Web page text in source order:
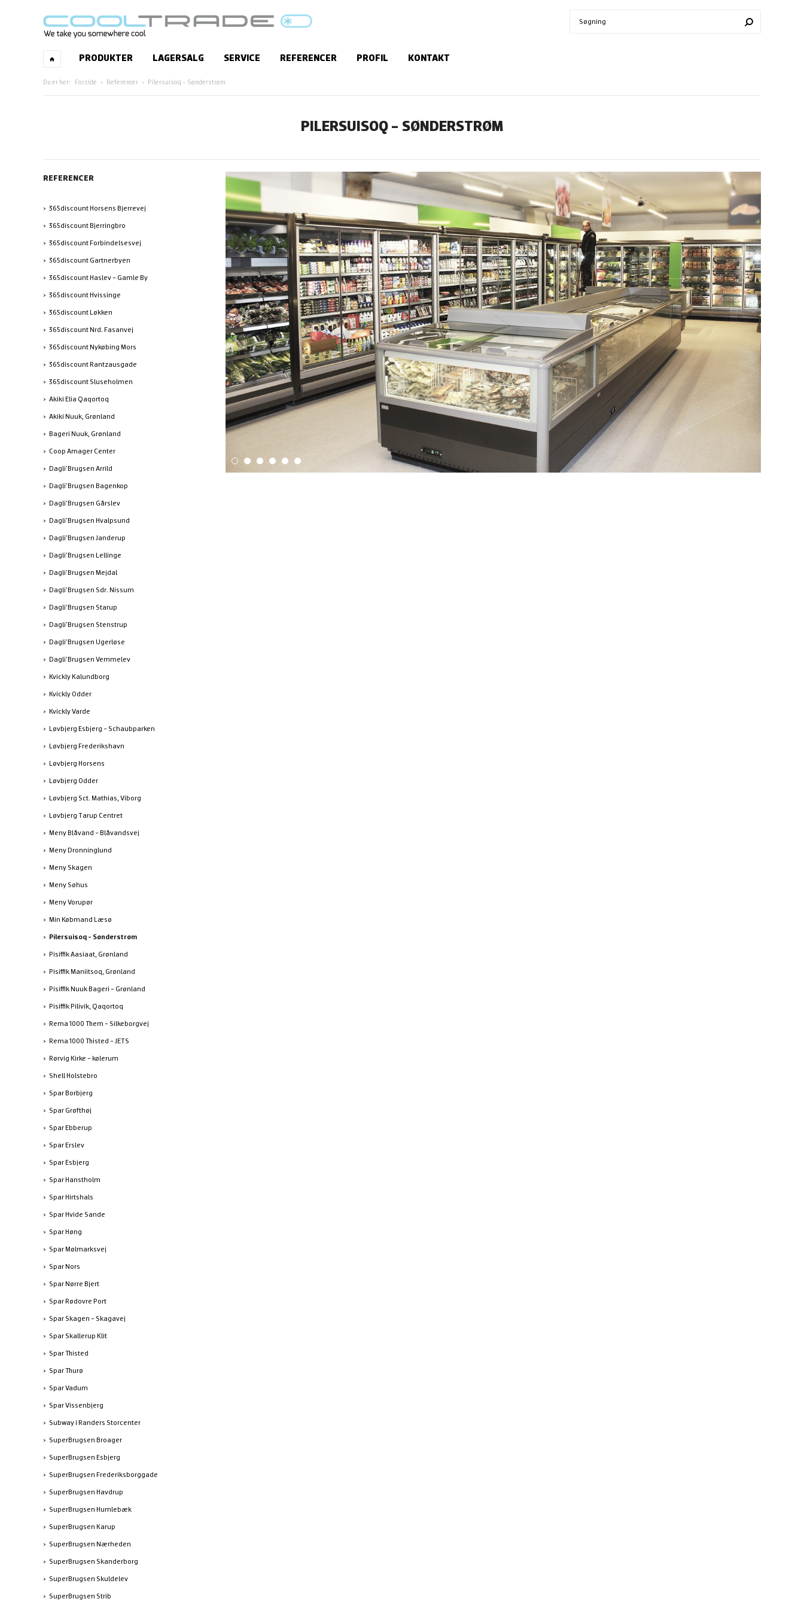
PRODUKTER LAGERSALG SERVICE REFERENCER PROFIL KONTAKT
Forside Referencer Pilersuisoq - Sønderstrøm
PILERSUISOQ - SØNDERSTRØM
REFERENCER
365discount Horsens Bjerrevej
365discount Bjerringbro
365discount Forbindelsesvej
365discount Gartnerbyen
365discount Haslev - Gamle By
365discount Hvissinge
365discount Løkken
365discount Nrd. Fasanvej
365discount Nykøbing Mors
365discount Rantzausgade
365discount Sluseholmen
Akiki Elia Qaqortoq
Akiki Nuuk, Grønland
Bageri Nuuk, Grønland
Coop Amager Center
Dagli'Brugsen Arrild
Dagli'Brugsen Bagenkop
Dagli'Brugsen Gårslev
Dagli'Brugsen Hvalpsund
Dagli'Brugsen Janderup
Dagli'Brugsen Lellinge
Dagli'Brugsen Mejdal
Dagli'Brugsen Sdr. Nissum
Dagli'Brugsen Starup
Dagli'Brugsen Stenstrup
Dagli'Brugsen Ugerløse
Dagli'Brugsen Vemmelev
Kvickly Kalundborg
Kvickly Odder
Kvickly Varde
Løvbjerg Esbjerg - Schaubparken
Løvbjerg Frederikshavn
Løvbjerg Horsens
Løvbjerg Odder
Løvbjerg Sct. Mathias, Viborg
Løvbjerg Tarup Centret
Meny Blåvand - Blåvandsvej
Meny Dronninglund
Meny Skagen
Meny Søhus
Meny Vorupør
Min Købmand Læsø
Pilersuisoq - Sønderstrøm
Pisiffik Aasiaat, Grønland
Pisiffik Maniitsoq, Grønland
Pisiffik Nuuk Bageri - Grønland
Pisiffik Pilivik, Qaqortoq
Rema 1000 Them - Silkeborgvej
Rema 1000 Thisted - JETS
Rørvig Kirke - kølerum
Shell Holstebro
Spar Borbjerg
Spar Grøfthøj
Spar Ebberup
Spar Erslev
Spar Esbjerg
Spar Hanstholm
Spar Hirtshals
Spar Hvide Sande
Spar Høng
Spar Mølmarksvej
Spar Nors
Spar Nørre Bjert
Spar Rødovre Port
Spar Skagen - Skagavej
Spar Skallerup Klit
Spar Thisted
Spar Thurø
Spar Vadum
Spar Vissenbjerg
Subway i Randers Storcenter
SuperBrugsen Broager
SuperBrugsen Esbjerg
SuperBrugsen Frederiksborggade
SuperBrugsen Havdrup
SuperBrugsen Humlebæk
SuperBrugsen Karup
SuperBrugsen Nærheden
SuperBrugsen Skanderborg
SuperBrugsen Skuldelev
SuperBrugsen Strib